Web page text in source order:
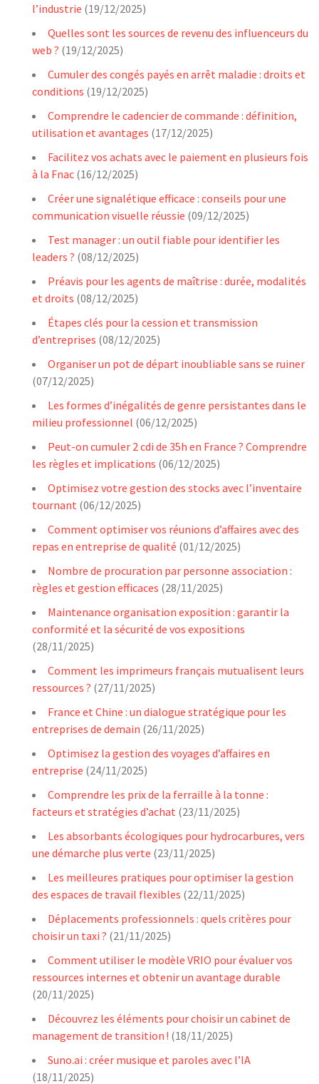
l’industrie (19/12/2025)
Quelles sont les sources de revenu des influenceurs du
web ? (19/12/2025)
Cumuler des congés payés en arrêt maladie : droits et
conditions (19/12/2025)
Comprendre le cadencier de commande : définition,
utilisation et avantages (17/12/2025)
Facilitez vos achats avec le paiement en plusieurs fois
à la Fnac (16/12/2025)
Créer une signalétique efficace : conseils pour une
communication visuelle réussie (09/12/2025)
Test manager : un outil fiable pour identifier les
leaders ? (08/12/2025)
Préavis pour les agents de maîtrise : durée, modalités
et droits (08/12/2025)
Étapes clés pour la cession et transmission
d’entreprises (08/12/2025)
Organiser un pot de départ inoubliable sans se ruiner
(07/12/2025)
Les formes d’inégalités de genre persistantes dans le
milieu professionnel (06/12/2025)
Peut-on cumuler 2 cdi de 35h en France ? Comprendre
les règles et implications (06/12/2025)
Optimisez votre gestion des stocks avec l’inventaire
tournant (06/12/2025)
Comment optimiser vos réunions d’affaires avec des
repas en entreprise de qualité (01/12/2025)
Nombre de procuration par personne association :
règles et gestion efficaces (28/11/2025)
Maintenance organisation exposition : garantir la
conformité et la sécurité de vos expositions
(28/11/2025)
Comment les imprimeurs français mutualisent leurs
ressources ? (27/11/2025)
France et Chine : un dialogue stratégique pour les
entreprises de demain (26/11/2025)
Optimisez la gestion des voyages d’affaires en
entreprise (24/11/2025)
Comprendre les prix de la ferraille à la tonne :
facteurs et stratégies d’achat (23/11/2025)
Les absorbants écologiques pour hydrocarbures, vers
une démarche plus verte (23/11/2025)
Les meilleures pratiques pour optimiser la gestion
des espaces de travail flexibles (22/11/2025)
Déplacements professionnels : quels critères pour
choisir un taxi ? (21/11/2025)
Comment utiliser le modèle VRIO pour évaluer vos
ressources internes et obtenir un avantage durable
(20/11/2025)
Découvrez les éléments pour choisir un cabinet de
management de transition ! (18/11/2025)
Suno.ai : créer musique et paroles avec l’IA
(18/11/2025)